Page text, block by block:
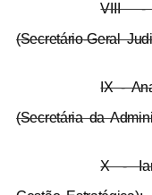
VIII -
(Secretário-Geral
IX -
(Secretária da
X -